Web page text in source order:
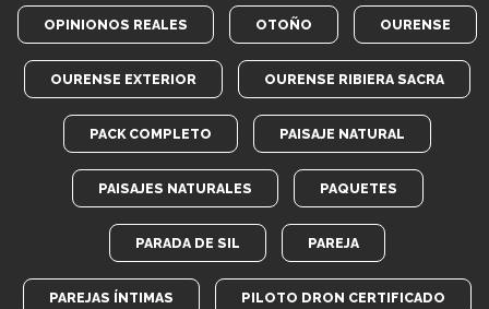
OPINIONOS REALES OTOÑO OURENSE
OURENSE EXTERIOR OURENSE RIBIERA SACRA
PACK COMPLETO PAISAJE NATURAL
PAISAJES NATURALES PAQUETES
PARADA DE SIL PAREJA
PAREJAS ÍNTIMAS PILOTO DRON CERTIFICADO